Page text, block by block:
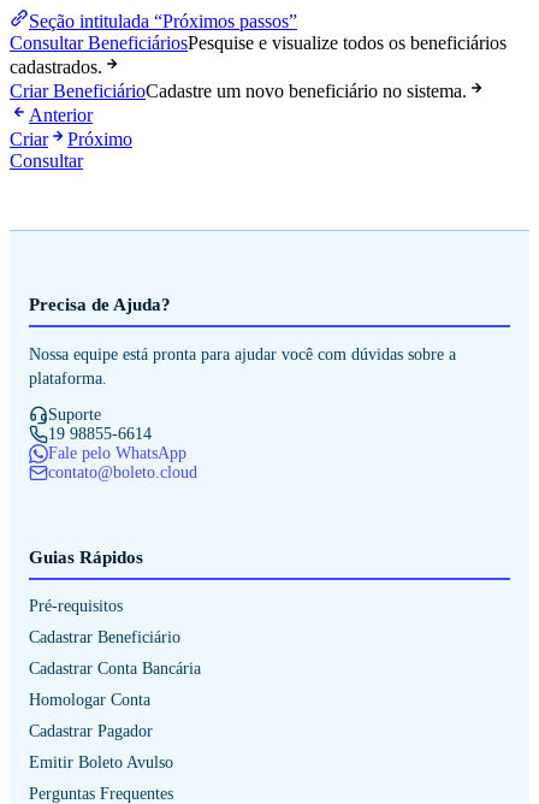
Seção intitulada “Próximos passos”
Consultar BeneficiáriosPesquise e visualize todos os beneficiários
cadastrados.
Criar BeneficiárioCadastre um novo beneficiário no sistema.
Anterior
Criar
Próximo
Consultar
Precisa de Ajuda?
Nossa equipe está pronta para ajudar você com dúvidas sobre a
plataforma.
Suporte
19 98855-6614
Fale pelo WhatsApp
contato@boleto.cloud
Guias Rápidos
Pré-requisitos
Cadastrar Beneficiário
Cadastrar Conta Bancária
Homologar Conta
Cadastrar Pagador
Emitir Boleto Avulso
Perguntas Frequentes